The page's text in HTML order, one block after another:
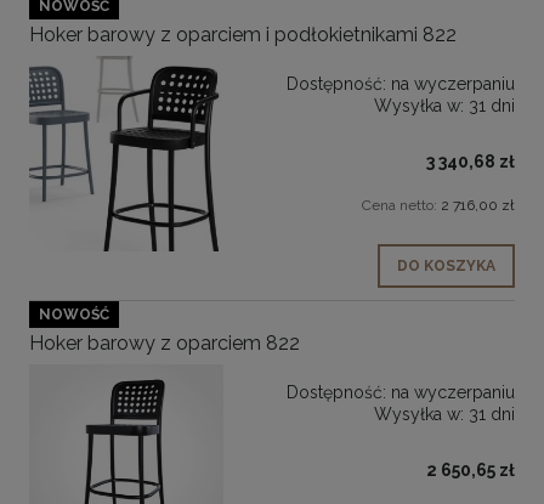
Hoker barowy z oparciem i podłokietnikami 822
Dostępność: na wyczerpaniu
Wysyłka w: 31 dni
3 340,68 zł
Cena netto: 2 716,00 zł
DO KOSZYKA
NOWOŚĆ
Hoker barowy z oparciem 822
Dostępność: na wyczerpaniu
Wysyłka w: 31 dni
2 650,65 zł
NOWOŚĆ